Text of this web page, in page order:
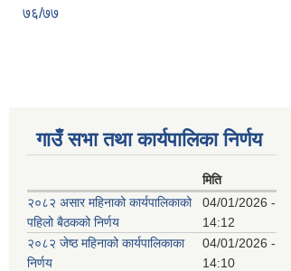
७६/७७
गाउँ सभा तथा कार्यपालिका निर्णय
मिति
२०८२ असार महिनाको कार्यपालिकाको
पहिलो बैठकको निर्णय
04/01/2026 -
14:12
२०८२ जेष्ठ महिनाको कार्यपालिकाका
निर्णय
04/01/2026 -
14:10